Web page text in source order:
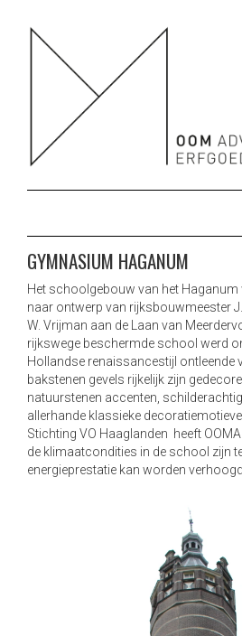
ONDERZOEK ENERGIE
DUURZAAM MONUMENTEN
GYMNASIUM HAGANUM
Het schoolgebouw van het
naar ontwerp van rijksbouwmeester
W. Vrijman aan de Laan van
rijkswege beschermde school werd
Hollandse renaissancestijl ontleende
bakstenen gevels rijkelijk zijn
natuurstenen accenten,
allerhande klassieke
Stichting VO Haaglanden heeft
de klimaatcondities in de school zijn
energieprestatie kan worden verhoogd.